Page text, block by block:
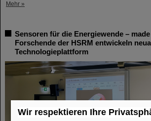
Mehr »
Sensoren für die Energiewende –
Forschende der HSRM entwickeln
Technologieplattform
Wir respektieren Ihre